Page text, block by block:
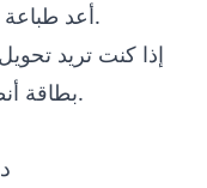
أعد طباعة البطاقة عندما تكون الوصفة نهائية.
إذا كنت تريد
بطاقة.